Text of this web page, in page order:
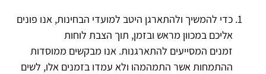
כדי להמשיך ולהתארגן היטב למועדי הבחינות, אנו פונים
אליכם במכוון מראש ובזמן, תוך הצבת לוחות
זמנים המסייעים להתארגנות. אנו מבקשים ממוסדות
ההתמחות אשר התמהמהו ולא עמדו בזמנים אלו, לשים